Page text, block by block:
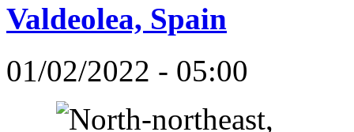
Valdeolea, Spain
01/02/2022 - 05:00